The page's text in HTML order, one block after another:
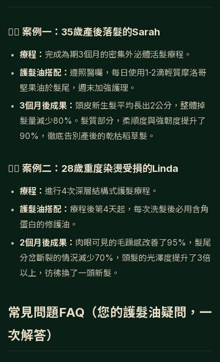
💇‍♀️ 案例一：35歲產後落髮的Sarah
療程： 完成為期3個月的密集外泌體活髮療程。
護髮油搭配： 遵照醫囑，每日使用1-2滴輕質摩洛哥
堅果油於髮尾，週末加強護理。
3個月後成果： 頭皮新生髮平均長出2公分，整體掉
髮量減少80%。髮質部分，柔順度與強韌度提升了
90%，徹底告別產後的乾枯稻草髮。
💇‍♀️ 案例二：28歲重度染燙受損的Linda
療程： 進行4次深層結構式護髮療程。
護髮油搭配： 療程後第4天起，每次洗髮後必用含角
蛋白的修護油。
2個月後成果： 肉眼可見的毛躁感改善了95%，髮尾
分岔斷裂的情況減少70%，頭髮的光澤度提升了3倍
以上，彷彿換了一頭新髮。
常見問題FAQ（您的護髮油疑問，一
次解答）